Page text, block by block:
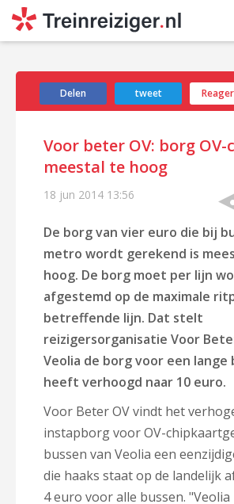
Delen tweet
Voor beter OV: borg
meestal te hoog
18 jun 2014 13:56
De borg van vier euro die bij
metro wordt gerekend is
hoog. De borg moet per lijn
afgestemd op de maximale
betreffende lijn. Dat stelt
reizigersorganisatie Voor
Veolia de borg voor een lange
heeft verhoogd naar 10 euro.
Voor Beter OV vindt het
instapborg voor OV-
bussen van Veolia een
die haaks staat op de landelijk
4 euro voor alle bussen.